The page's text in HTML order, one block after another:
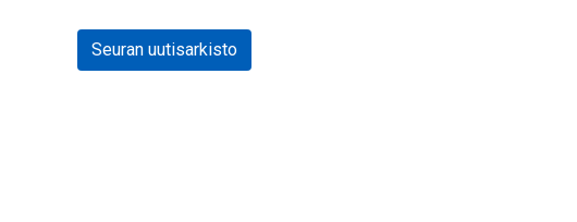
Seuran uutisarkisto